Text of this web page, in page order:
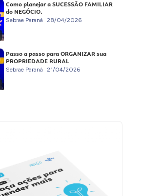
Como planejar a SUCESSÃO FAMILIAR
do NEGÓCIO.
Sebrae Paraná 28/04/2026
Passo a passo para ORGANIZAR sua
PROPRIEDADE RURAL
Sebrae Paraná 21/04/2026